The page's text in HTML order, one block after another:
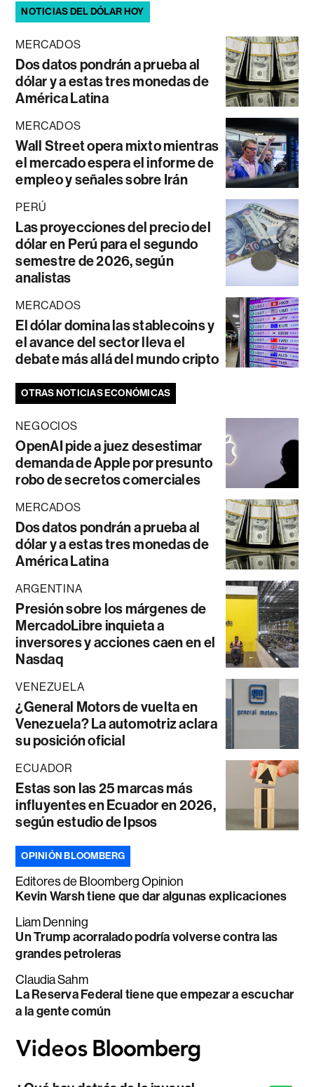
NOTICIAS DEL DÓLAR HOY
MERCADOS
Dos datos pondrán a prueba al
dólar y a estas tres monedas de
América Latina
MERCADOS
Wall Street opera mixto mientras
el mercado espera el informe de
empleo y señales sobre Irán
PERÚ
Las proyecciones del precio del
dólar en Perú para el segundo
semestre de 2026, según
analistas
MERCADOS
El dólar domina las stablecoins y
el avance del sector lleva el
debate más allá del mundo cripto
OTRAS NOTICIAS ECONÓMICAS
NEGOCIOS
OpenAI pide a juez desestimar
demanda de Apple por presunto
robo de secretos comerciales
MERCADOS
Dos datos pondrán a prueba al
dólar y a estas tres monedas de
América Latina
ARGENTINA
Presión sobre los márgenes de
MercadoLibre inquieta a
inversores y acciones caen en el
Nasdaq
VENEZUELA
¿General Motors de vuelta en
Venezuela? La automotriz aclara
su posición oficial
ECUADOR
Estas son las 25 marcas más
influyentes en Ecuador en 2026,
según estudio de Ipsos
OPINIÓN BLOOMBERG
Editores de Bloomberg Opinion
Kevin Warsh tiene que dar algunas explicaciones
Liam Denning
Un Trump acorralado podría volverse contra las
grandes petroleras
Claudia Sahm
La Reserva Federal tiene que empezar a escuchar
a la gente común